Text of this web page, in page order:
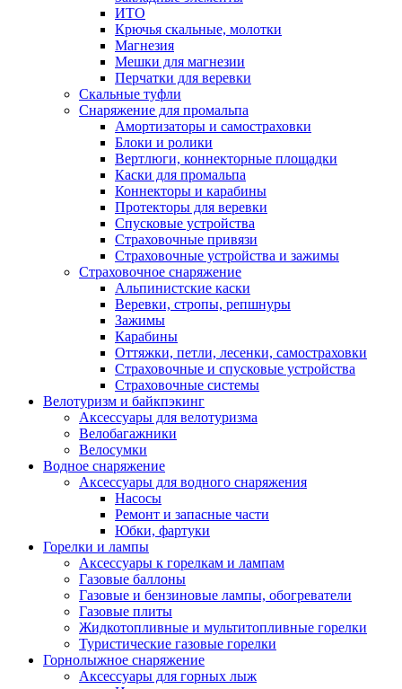
ИТО
Крючья скальные, молотки
Магнезия
Мешки для магнезии
Перчатки для веревки
Скальные туфли
Снаряжение для промальпа
Амортизаторы и самостраховки
Блоки и ролики
Вертлюги, коннекторные площадки
Каски для промальпа
Коннекторы и карабины
Протекторы для веревки
Спусковые устройства
Страховочные привязи
Страховочные устройства и зажимы
Страховочное снаряжение
Альпинистские каски
Веревки, стропы, репшнуры
Зажимы
Карабины
Оттяжки, петли, лесенки, самостраховки
Страховочные и спусковые устройства
Страховочные системы
Велотуризм и байкпэкинг
Аксессуары для велотуризма
Велобагажники
Велосумки
Водное снаряжение
Аксессуары для водного снаряжения
Насосы
Ремонт и запасные части
Юбки, фартуки
Горелки и лампы
Аксессуары к горелкам и лампам
Газовые баллоны
Газовые и бензиновые лампы, обогреватели
Газовые плиты
Жидкотопливные и мультитопливные горелки
Туристические газовые горелки
Горнолыжное снаряжение
Аксессуары для горных лыж